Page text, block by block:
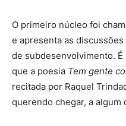
O primeiro núcleo foi
e apresenta as
de subdesenvolvimento.
que a poesia Tem gente
recitada por Raquel
querendo chegar, a algum